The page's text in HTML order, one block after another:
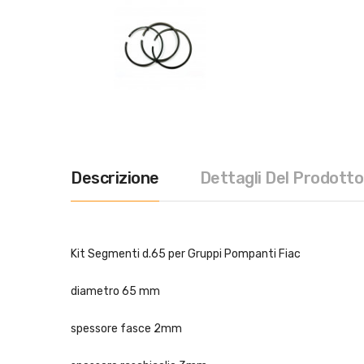
Descrizione Dettagli Del Prodotto
Kit Segmenti d.65 per Gruppi Pompanti Fiac
diametro 65 mm
spessore fasce 2mm